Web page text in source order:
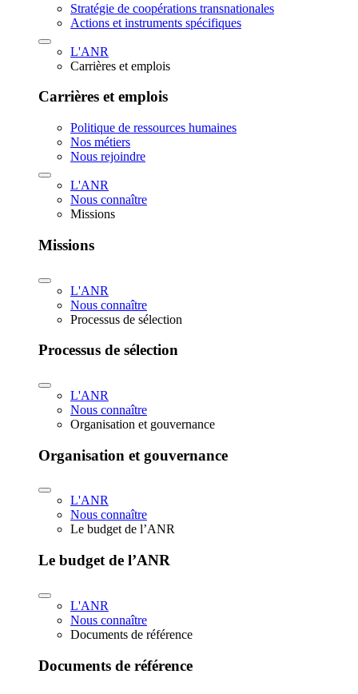
Stratégie de coopérations transnationales
Actions et instruments spécifiques
L'ANR
Carrières et emplois
Carrières et emplois
Politique de ressources humaines
Nos métiers
Nous rejoindre
L'ANR
Nous connaître
Missions
Missions
L'ANR
Nous connaître
Processus de sélection
Processus de sélection
L'ANR
Nous connaître
Organisation et gouvernance
Organisation et gouvernance
L'ANR
Nous connaître
Le budget de l’ANR
Le budget de l’ANR
L'ANR
Nous connaître
Documents de référence
Documents de référence